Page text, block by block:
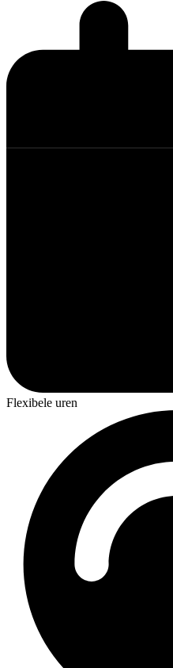
Flexibele uren